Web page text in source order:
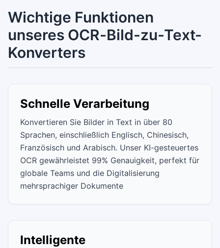
Wichtige Funktionen
unseres OCR-Bild-zu-Text-
Konverters
Schnelle Verarbeitung
Konvertieren Sie Bilder in Text in über 80
Sprachen, einschließlich Englisch, Chinesisch,
Französisch und Arabisch. Unser KI-gesteuertes
OCR gewährleistet 99% Genauigkeit, perfekt für
globale Teams und die Digitalisierung
mehrsprachiger Dokumente
Intelligente